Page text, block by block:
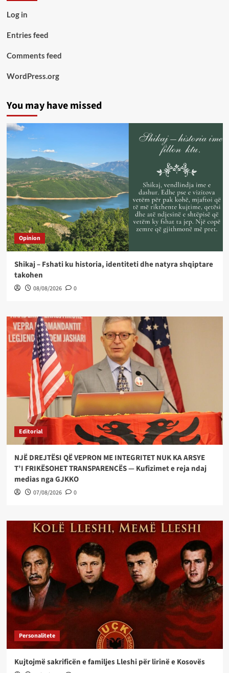
Log in
Entries feed
Comments feed
WordPress.org
You may have missed
Opinion
Shikaj – Fshati ku historia, identiteti dhe natyra shqiptare
takohen
08/08/2026 0
Editorial
NJË DREJTËSI QË VEPRON ME INTEGRITET NUK KA ARSYE
T’I FRIKËSOHET TRANSPARENCËS — Kufizimet e reja ndaj
medias nga GJKKO
07/08/2026 0
Personalitete
Kujtojmë sakrificën e familjes Lleshi për lirinë e Kosovës